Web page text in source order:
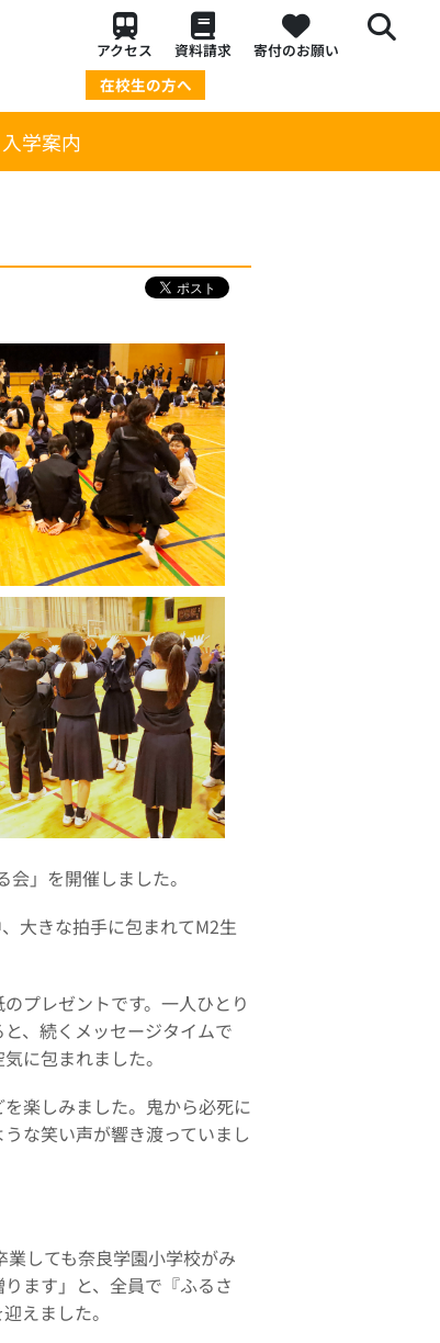
アクセス 資料請求 寄付のお願い
在校生の方へ
入学案内
」を開催しました。
大きな拍手に包まれてM2生
プレゼントです。一人ひとり
、続くメッセージタイムで
に包まれました。
楽しみました。鬼から必死に
な笑い声が響き渡っていまし
しても奈良学園小学校がみ
ます」と、全員で『ふるさ
えました。